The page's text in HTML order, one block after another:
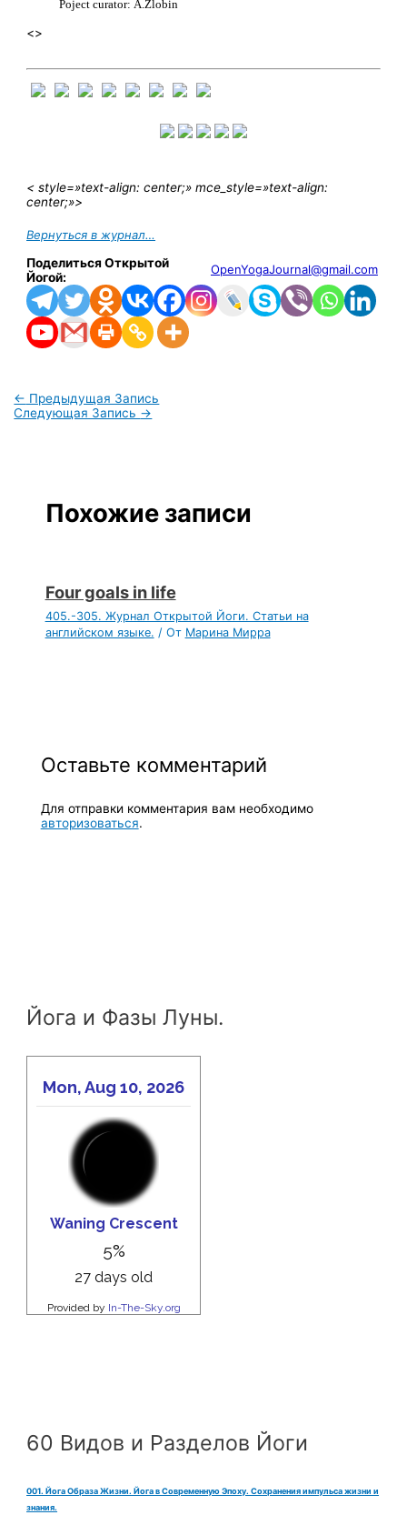
Poject curator: А.Zlobin
<>
< style=»text-align: center;» mce_style=»text-align:
center;»>
Вернуться в журнал…
OpenYogaJournal@gmail.com
Поделиться Открытой
Йогой:
← Предыдущая Запись
Следующая Запись →
Похожие записи
Four goals in life
405.-305. Журнал Открытой Йоги. Статьи на
английском языке. / От Марина Мирра
Оставьте комментарий
Для отправки комментария вам необходимо
авторизоваться.
Йога и Фазы Луны.
60 Видов и Разделов Йоги
001. Йога Образа Жизни. Йога в Современную Эпоху. Сохранения импульса жизни и
знания.